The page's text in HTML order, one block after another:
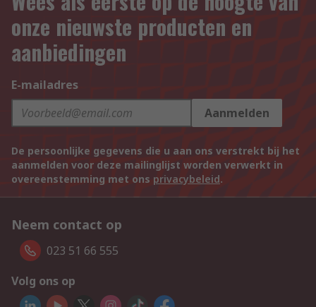
onze nieuwste producten en
aanbiedingen
E-mailadres
Aanmelden
De persoonlijke gegevens die u aan ons verstrekt bij het
aanmelden voor deze mailinglijst worden verwerkt in
overeenstemming met ons privacybeleid.
Neem contact op
023 51 66 555
Volg ons op